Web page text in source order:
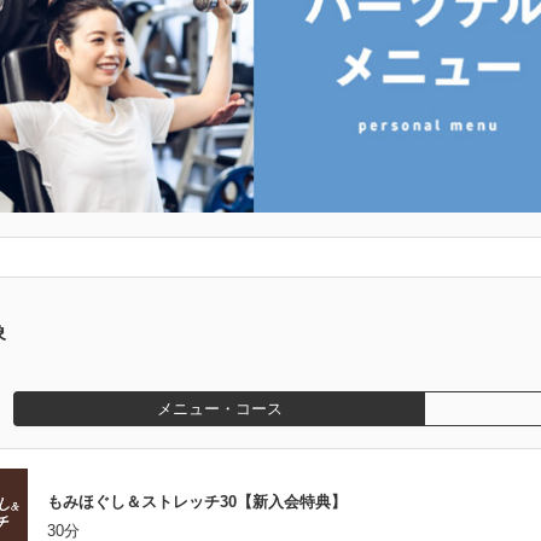
メニュー・コース
もみほぐし＆ストレッチ30【新入会特典】
30分